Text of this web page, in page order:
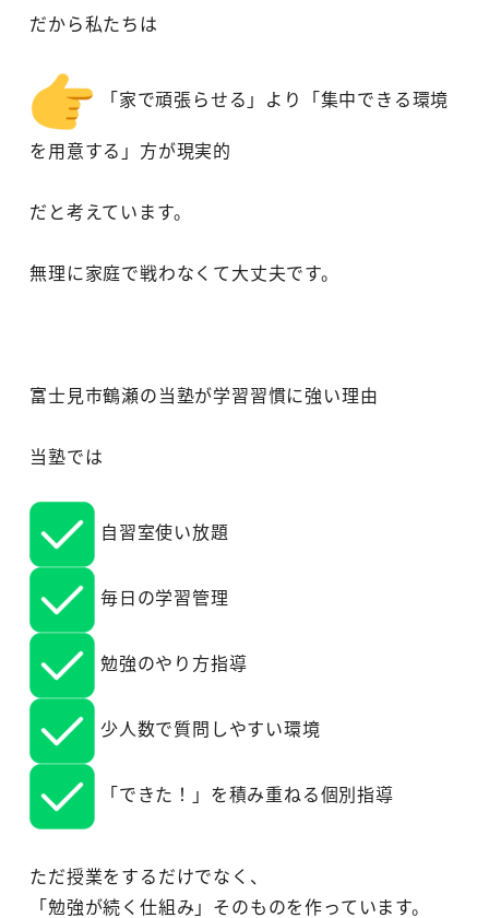
だから私たちは
「家で頑張らせる」より「集中できる環境
を用意する」方が現実的
だと考えています。
無理に家庭で戦わなくて大丈夫です。
富士見市鶴瀬の当塾が学習習慣に強い理由
当塾では
自習室使い放題
毎日の学習管理
勉強のやり方指導
少人数で質問しやすい環境
「できた！」を積み重ねる個別指導
ただ授業をするだけでなく、
「勉強が続く仕組み」そのものを作っています。